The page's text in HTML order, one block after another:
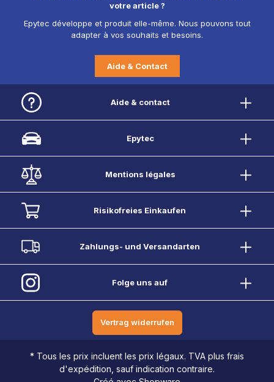
votre article ?
Epytec développe et produit elle-même. Nous pouvons tout
adapter à vos souhaits et besoins.
Aide & Contact
Aide & contact
Epytec
Mentions légales
Risikofreies Einkaufen
Zahlungs- und Versandarten
Folge uns auf
Vertrag widerrufen
* Tous les prix incluent les prix légaux. TVA plus frais
d'expédition, sauf indication contraire.